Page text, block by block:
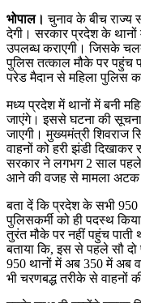
भोपाल। चुनाव के बीच राज्य
देगी। सरकार प्रदेश के थानों
उपलब्ध कराएगी। जिसके
पुलिस तत्काल मौके पर पहुंच
परेड मैदान से महिला पुलिस
मध्य प्रदेश में थानों में बनी
जाएंगे। इससे घटना की सूचना
जाएगी। मुख्यमंत्री शिवराज
वाहनों को हरी झंडी दिखाकर
सरकार ने लगभग 2 साल
आने की वजह से मामला अटक
बता दें कि प्रदेश के सभी 950
पुलिसकर्मी को ही पदस्थ
तुरंत मौके पर नहीं पहुंच
बताया कि, इस से पहले सौ दो
950 थानों में अब 350 में अब
भी चरणबद्ध तरीके से वाहनों